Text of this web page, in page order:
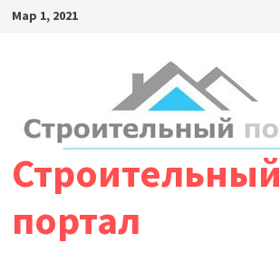
Мар 1, 2021
Строительный
портал